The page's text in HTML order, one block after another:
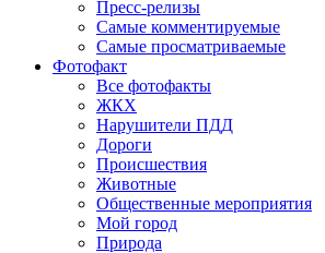
Пресс-релизы
Самые комментируемые
Самые просматриваемые
Фотофакт
Все фотофакты
ЖКХ
Нарушители ПДД
Дороги
Происшествия
Животные
Общественные мероприятия
Мой город
Природа